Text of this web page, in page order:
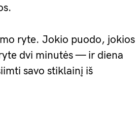
ryte. Jokio puodo, jokios
dvi minutės — ir diena
savo stiklainį iš